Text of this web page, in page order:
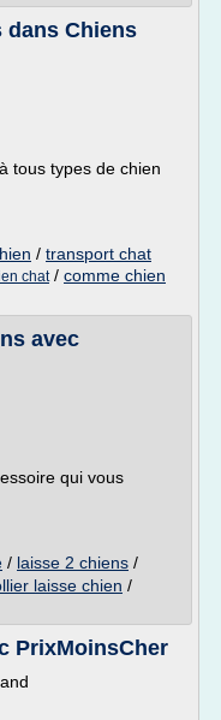
dans Chiens
tous types de chien
/ transport chat
chat/ comme chien
avec
qui vous
/ laisse 2 chiens /
laisse chien /
PrixMoinsCher